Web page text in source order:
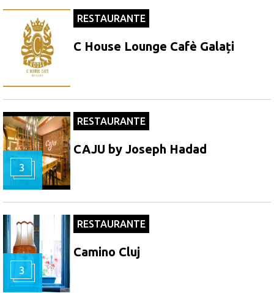
RESTAURANTE
C House Lounge Cafè Galați
3
RESTAURANTE
CAJU by Joseph Hadad
3
RESTAURANTE
Camino Cluj